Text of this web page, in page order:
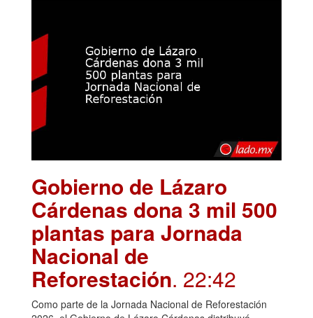
Gobierno de Lázaro
Cárdenas dona 3 mil 500
plantas para Jornada
Nacional de
Reforestación. 22:42
Como parte de la Jornada Nacional de Reforestación